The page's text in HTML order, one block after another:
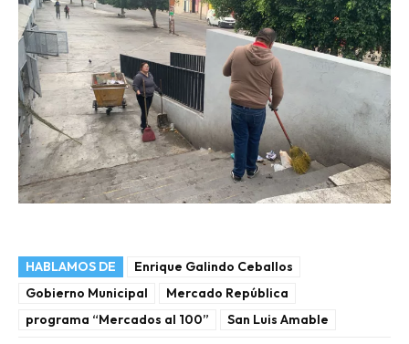
HABLAMOS DE
Enrique Galindo Ceballos
Gobierno Municipal
Mercado República
programa “Mercados al 100”
San Luis Amable